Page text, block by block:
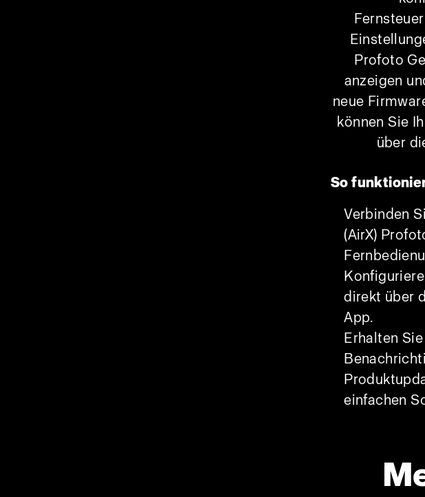
Profoto
anzeigen
neue
können Sie
über
So
Verbinden
(AirX)
direkt über
App.
Erhalten
einfachen